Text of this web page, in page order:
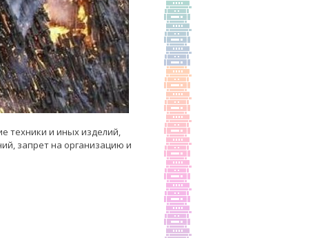
техники и иных изделий,
запрет на организацию и